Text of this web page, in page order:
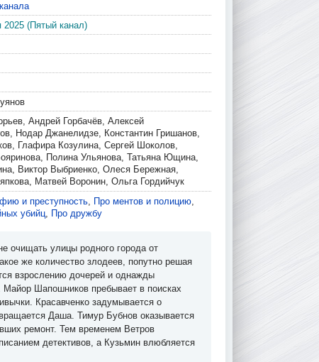
2025 (Пятый канал)
Андрей Горбачёв, Алексей
Нодар Джанелидзе, Константин Гришанов,
Глафира Козулина, Сергей Шоколов,
Полина Ульянова, Татьяна Ющина,
Виктор Выбриенко, Олеся Бережная,
Матвей Воронин, Ольга Гордийчук
и преступность, Про ментов и полицию,
убийц, Про дружбу
очищать улицы родного города от
же количество злодеев, попутно решая
взрослению дочерей и однажды
Шапошников пребывает в поисках
Красавченко задумывается о
Даша. Тимур Бубнов оказывается
ремонт. Тем временем Ветров
детективов, а Кузьмин влюбляется